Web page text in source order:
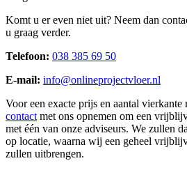
Komt u er even niet uit? Neem dan
u graag verder.
Telefoon: 038 385 69 50
E-mail: info@onlineprojectvloer.nl
Voor een exacte prijs en aantal vierkante
contact met ons opnemen om een
met één van onze adviseurs. We zullen
op locatie, waarna wij een geheel
zullen uitbrengen.